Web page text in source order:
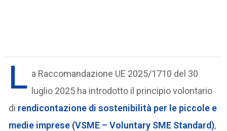
L a Raccomandazione UE 2025/1710 del 30
luglio 2025 ha introdotto il principio volontario
di rendicontazione di sostenibilità per le piccole e
medie imprese (VSME – Voluntary SME Standard),